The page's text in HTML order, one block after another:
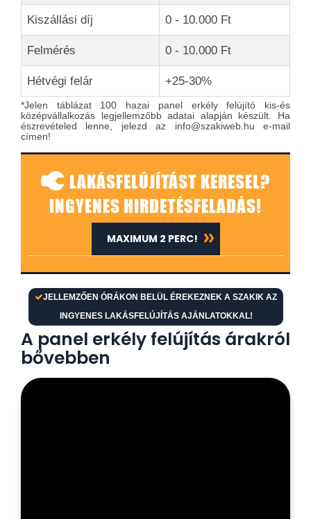
Kiszállási díj 0 - 10.000 Ft
Felmérés 0 - 10.000 Ft
Hétvégi felár +25-30%
*Jelen táblázat 100 hazai panel erkély felújító kis-és
középvállalkozás legjellemzőbb adatai alapján készült. Ha
észrevételed lenne, jelezd az info@szakiweb.hu e-mail
címen!
LAKÁSFELÚJÍTÁST KERESEL?
INGYENES HIRDETÉSFELADÁS!
JELLEMZŐEN ÓRÁKON BELÜL ÉREKEZNEK A SZAKIK AZ
INGYENES LAKÁSFELÚJÍTÁS AJÁNLATOKKAL!
MAXIMUM 2 PERC!
A panel erkély felújítás árakról
bővebben